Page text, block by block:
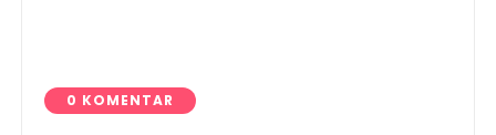
0 KOMENTAR